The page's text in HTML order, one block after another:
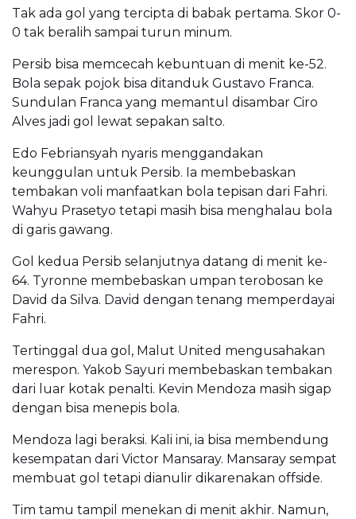
Tak ada gol yang tercipta di babak pertama. Skor 0-
0 tak beralih sampai turun minum.
Persib bisa memcecah kebuntuan di menit ke-52.
Bola sepak pojok bisa ditanduk Gustavo Franca.
Sundulan Franca yang memantul disambar Ciro
Alves jadi gol lewat sepakan salto.
Edo Febriansyah nyaris menggandakan
keunggulan untuk Persib. Ia membebaskan
tembakan voli manfaatkan bola tepisan dari Fahri.
Wahyu Prasetyo tetapi masih bisa menghalau bola
di garis gawang.
Gol kedua Persib selanjutnya datang di menit ke-
64. Tyronne membebaskan umpan terobosan ke
David da Silva. David dengan tenang memperdayai
Fahri.
Tertinggal dua gol, Malut United mengusahakan
merespon. Yakob Sayuri membebaskan tembakan
dari luar kotak penalti. Kevin Mendoza masih sigap
dengan bisa menepis bola.
Mendoza lagi beraksi. Kali ini, ia bisa membendung
kesempatan dari Victor Mansaray. Mansaray sempat
membuat gol tetapi dianulir dikarenakan offside.
Tim tamu tampil menekan di menit akhir. Namun,